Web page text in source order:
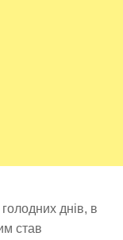
днів, в
став